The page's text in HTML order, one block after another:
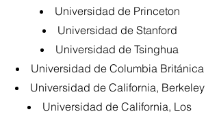
Universidad de Princeton
Universidad de Stanford
Universidad de Tsinghua
Universidad de Columbia Británica
Universidad de California, Berkeley
Universidad de California, Los